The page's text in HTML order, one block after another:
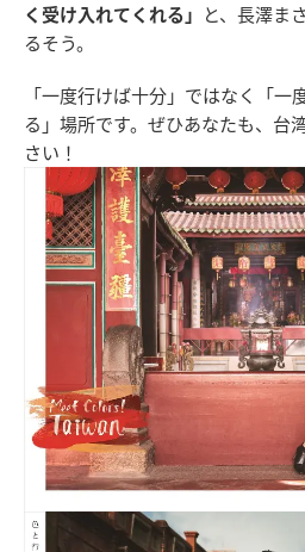
く受け入れてくれる」 と、長澤ま
るそう。
「一度行けば十分」ではなく「
る」場所です。ぜひあなたも、台
さい！